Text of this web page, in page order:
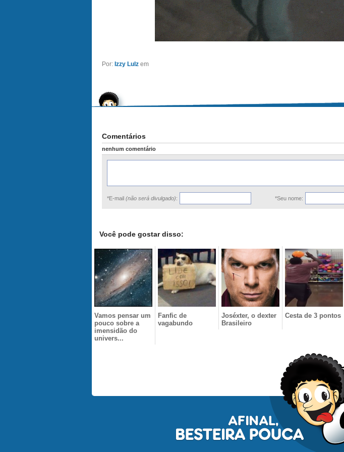
Por: Izzy Lulz em
Comentários
nenhum comentário
*E-mail (não será divulgado): *Seu nome:
Você pode gostar disso:
Vamos pensar um
pouco sobre a
imensidão do
univers...
Fanfic de
vagabundo
Joséxter, o dexter
Brasileiro
Cesta de 3 pontos